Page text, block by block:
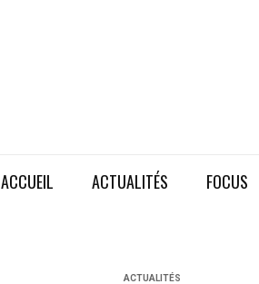
ACCUEIL ACTUALITÉS FOCUS
ACTUALITÉS